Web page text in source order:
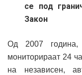
се под
Закон
Од 2007
мониторираат 24
на независен,